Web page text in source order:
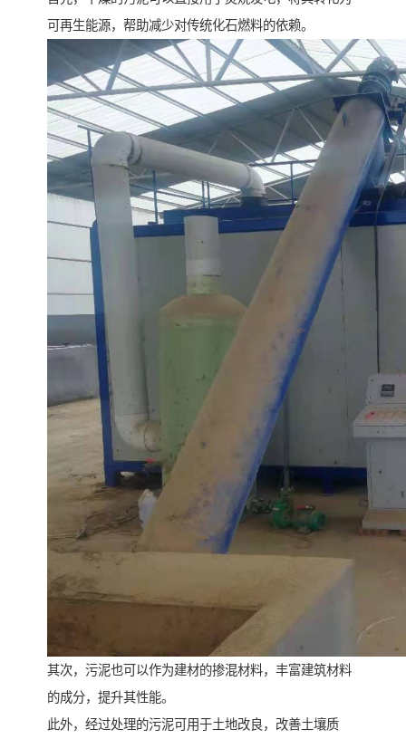
可再生能源，帮助减少对传统化石燃料的依赖。
其次，污泥也可以作为建材的掺混材料，丰富建筑材料
的成分，提升其性能。
此外，经过处理的污泥可用于土地改良，改善土壤质